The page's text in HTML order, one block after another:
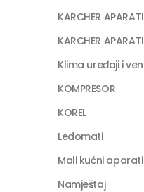
KARCHER APARATI
KARCHER APARATI
Klima uređaji i
KOMPRESOR
KOREL
Ledomati
Mali kućni aparati
Namještaj